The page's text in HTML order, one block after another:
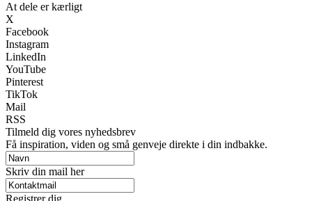
At dele er kærligt
X
Facebook
Instagram
LinkedIn
YouTube
Pinterest
TikTok
Mail
RSS
Tilmeld dig vores nyhedsbrev
Få inspiration, viden og små genveje direkte i din indbakke.
Skriv din mail her